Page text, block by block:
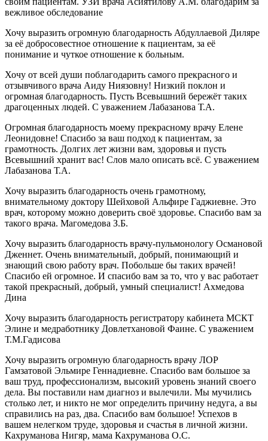
вежливое обследование
Хочу выразить огромную благодарность Абдуллаевой Диляре
за её добросовестное отношение к пациентам, за её
понимание и чуткое отношение к больным.
Хочу от всей души поблагодарить самого прекрасного и
отзывчивого врача Аиду Ниязовну! Низкий поклон и
огромная благодарность. Пусть Всевышний бережёт таких
драгоценных людей. С уважением Лабазанова Т.А.
Огромная благодарность моему прекрасному врачу Елене
Леонидовне! Спасибо за ваш подход к пациентам, за
грамотность. Долгих лет жизни вам, здоровья и пусть
Всевышний хранит вас! Слов мало описать всё. С уважением
Лабазанова Т.А.
Хочу выразить благодарность очень грамотному,
внимательному доктору Шейховой Альфире Гаджиевне. Это
врач, которому можно доверить своё здоровье. Спасибо вам за
такого врача. Магомедова З.Б.
Хочу выразить благодарность врачу-пульмонологу Османовой
Дженнет. Очень внимательный, добрый, понимающий и
знающий свою работу врач. Побольше бы таких врачей!
Спасибо ей огромное. И спасибо вам за то, что у вас работает
такой прекрасный, добрый, умный специалист! Ахмедова
Дина
Хочу выразить благодарность регистратору кабинета МСКТ
Элине и медработнику Довлетхановой Фаине. С уважением
Т.М.Гадисова
Хочу выразить огромную благодарность врачу ЛОР
Гамзатовой Эльмире Геннадиевне. Спасибо вам большое за
ваш труд, профессионализм, высокий уровень знаний своего
дела. Вы поставили нам диагноз и вылечили. Мы мучились
столько лет, и никто не мог определить причину недуга, а вы
справились на раз, два. Спасибо вам большое! Успехов в
вашем нелегком труде, здоровья и счастья в личной жизни.
Кахруманова Нигяр, мама Кахруманова О.С.